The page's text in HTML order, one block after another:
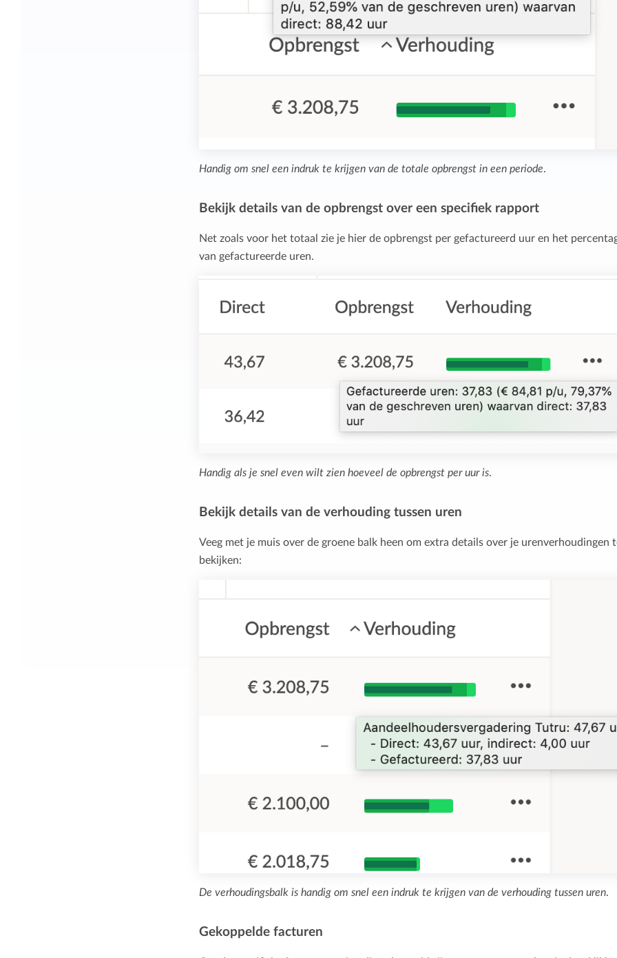
Handig om snel een indruk te krijgen van de totale opbrengst in een periode.
Bekijk details van de opbrengst over een specifiek rapport
Net zoals voor het totaal zie je hier de opbrengst per gefactureerd uur en het
van gefactureerde uren.
Handig als je snel even wilt zien hoeveel de opbrengst per uur is.
Bekijk details van de verhouding tussen uren
Veeg met je muis over de groene balk heen om extra details over je urenverhoudingen
bekijken:
De verhoudingsbalk is handig om snel een indruk te krijgen van de verhouding tussen uren.
Gekoppelde facturen